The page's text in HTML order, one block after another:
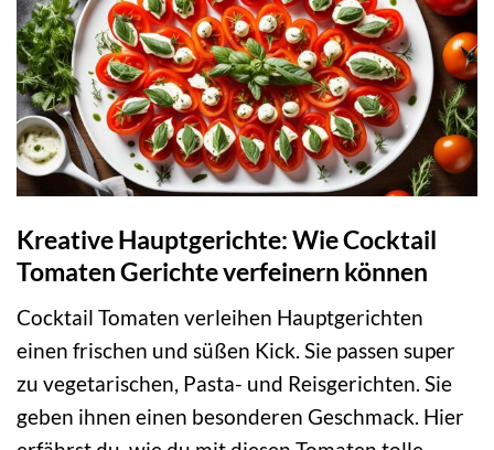
Kreative Hauptgerichte: Wie Cocktail
Tomaten Gerichte verfeinern können
Cocktail Tomaten verleihen Hauptgerichten
einen frischen und süßen Kick. Sie passen super
zu vegetarischen, Pasta- und Reisgerichten. Sie
geben ihnen einen besonderen Geschmack. Hier